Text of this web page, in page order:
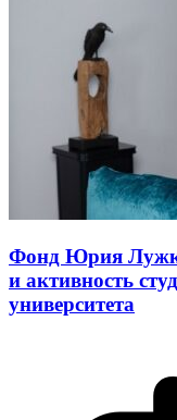
Фонд Юрия
и активность
университета